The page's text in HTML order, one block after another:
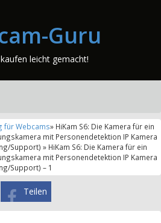
Guru
leicht gemacht!
für Webcams» HiKam S6: Die Kamera für ein
mit Personendetektion IP Kamera
Support) » HiKam S6: Die Kamera für ein
mit Personendetektion IP Kamera
Support) – 1
Teilen